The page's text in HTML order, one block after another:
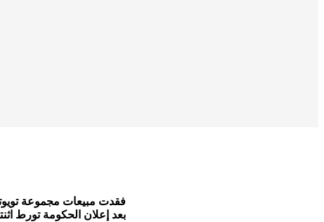
فقدت مبيعات مجموعة
بعد إعلان الحكومة تورط